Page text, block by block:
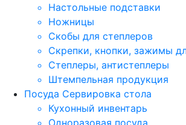
Настольные подставки
Ножницы
Скобы для степлеров
Скрепки, кнопки, зажимы
Степлеры, антистеплеры
Штемпельная продукция
Посуда Сервировка стола
Кухонный инвентарь
Одноразовая посуда